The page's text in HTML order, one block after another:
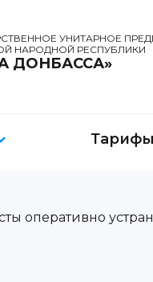
УНИТАРНОЕ
НАРОДНОЙ РЕСПУБЛИКИ
ДОНБАССА»
Тарифы
оперативно